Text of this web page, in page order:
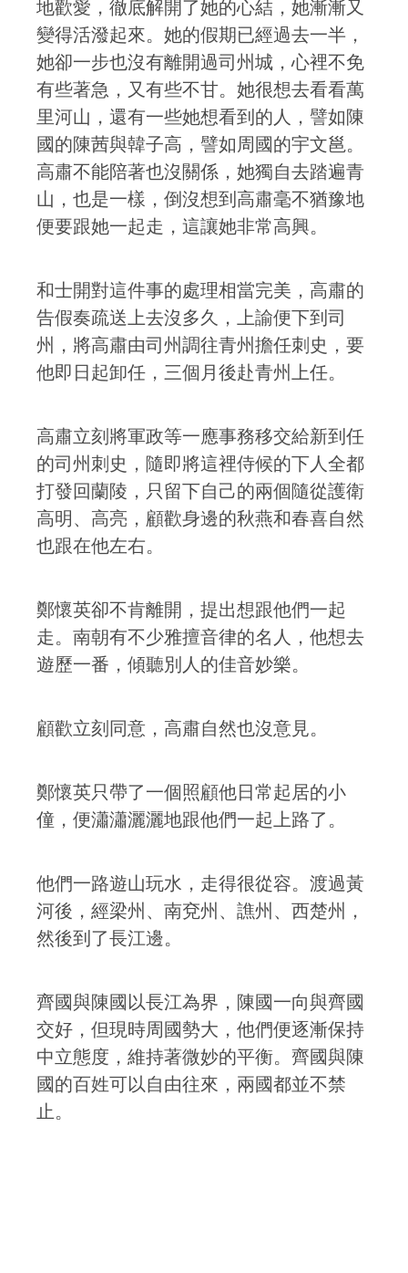
地歡愛，徹底解開了她的心結，她漸漸又
變得活潑起來。她的假期已經過去一半，
她卻一步也沒有離開過司州城，心裡不免
有些著急，又有些不甘。她很想去看看萬
里河山，還有一些她想看到的人，譬如陳
國的陳茜與韓子高，譬如周國的宇文邕。
高肅不能陪著也沒關係，她獨自去踏遍青
山，也是一樣，倒沒想到高肅毫不猶豫地
便要跟她一起走，這讓她非常高興。
和士開對這件事的處理相當完美，高肅的
告假奏疏送上去沒多久，上諭便下到司
州，將高肅由司州調往青州擔任刺史，要
他即日起卸任，三個月後赴青州上任。
高肅立刻將軍政等一應事務移交給新到任
的司州刺史，隨即將這裡侍候的下人全都
打發回蘭陵，只留下自己的兩個隨從護衛
高明、高亮，顧歡身邊的秋燕和春喜自然
也跟在他左右。
鄭懷英卻不肯離開，提出想跟他們一起
走。南朝有不少雅擅音律的名人，他想去
遊歷一番，傾聽別人的佳音妙樂。
顧歡立刻同意，高肅自然也沒意見。
鄭懷英只帶了一個照顧他日常起居的小
僮，便瀟瀟灑灑地跟他們一起上路了。
他們一路遊山玩水，走得很從容。渡過黃
河後，經梁州、南兗州、譙州、西楚州，
然後到了長江邊。
齊國與陳國以長江為界，陳國一向與齊國
交好，但現時周國勢大，他們便逐漸保持
中立態度，維持著微妙的平衡。齊國與陳
國的百姓可以自由往來，兩國都並不禁
止。